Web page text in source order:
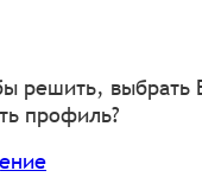
решить, выбрать
профиль?